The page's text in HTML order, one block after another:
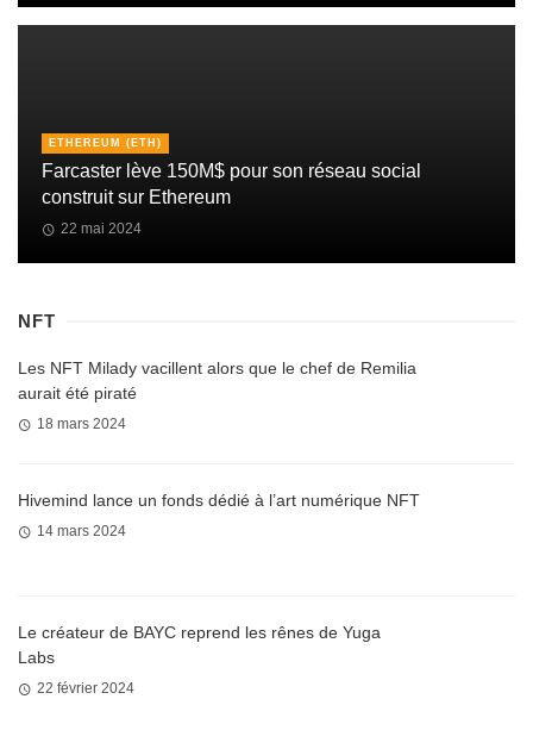
ETHEREUM (ETH)
Farcaster lève 150M$ pour son réseau social
construit sur Ethereum
22 mai 2024
NFT
Les NFT Milady vacillent alors que le chef de Remilia
aurait été piraté
18 mars 2024
Hivemind lance un fonds dédié à l’art numérique NFT
14 mars 2024
Le créateur de BAYC reprend les rênes de Yuga
Labs
22 février 2024